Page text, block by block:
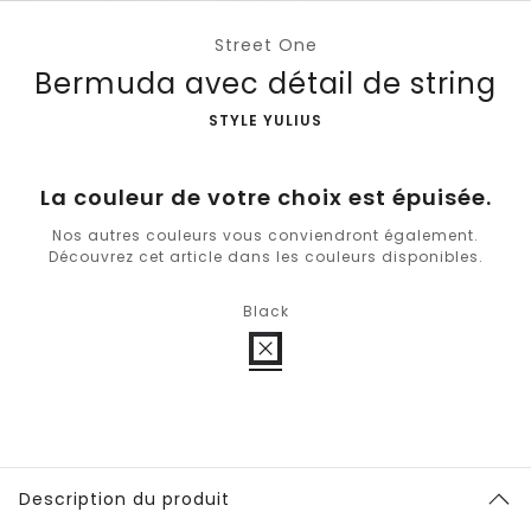
Street One
Bermuda avec détail de string
-
STYLE YULIUS
La couleur de votre choix est épuisée.
Nos autres couleurs vous conviendront également.
Découvrez cet article dans les couleurs disponibles.
Black
Description du produit